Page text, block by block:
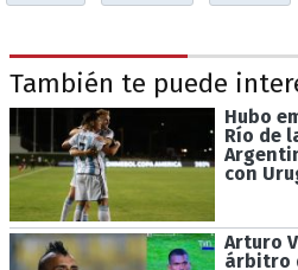
También te puede
Hubo
Río de
con
Arturo
árbitro